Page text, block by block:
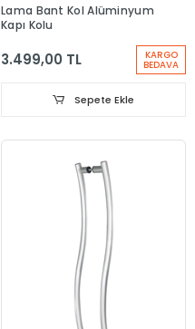
Lama Bant Kol Alüminyum
Kapı Kolu
3.499,00 TL KARGO
BEDAVA
Sepete Ekle